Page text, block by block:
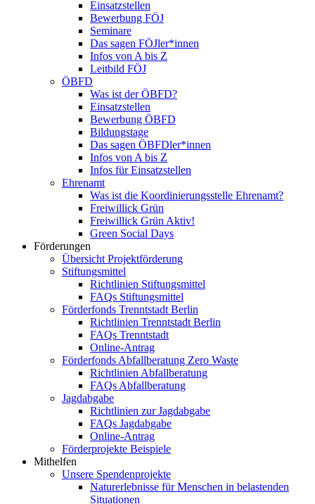
Einsatzstellen
Bewerbung FÖJ
Seminare
Das sagen FÖJler*innen
Infos von A bis Z
Leitbild FÖJ
ÖBFD
Was ist der ÖBFD?
Einsatzstellen
Bewerbung ÖBFD
Bildungstage
Das sagen ÖBFDler*innen
Infos von A bis Z
Infos für Einsatzstellen
Ehrenamt
Was ist die Koordinierungsstelle Ehrenamt?
Freiwillick Grün
Freiwillick Grün Aktiv!
Green Social Days
Förderungen
Übersicht Projektförderung
Stiftungsmittel
Richtlinien Stiftungsmittel
FAQs Stiftungsmittel
Förderfonds Trenntstadt Berlin
Richtlinien Trenntstadt Berlin
FAQs Trenntstadt
Online-Antrag
Förderfonds Abfallberatung Zero Waste
Richtlinien Abfallberatung
FAQs Abfallberatung
Jagdabgabe
Richtlinien zur Jagdabgabe
FAQs Jagdabgabe
Online-Antrag
Förderprojekte Beispiele
Mithelfen
Unsere Spendenprojekte
Naturerlebnisse für Menschen in belastenden
Situationen